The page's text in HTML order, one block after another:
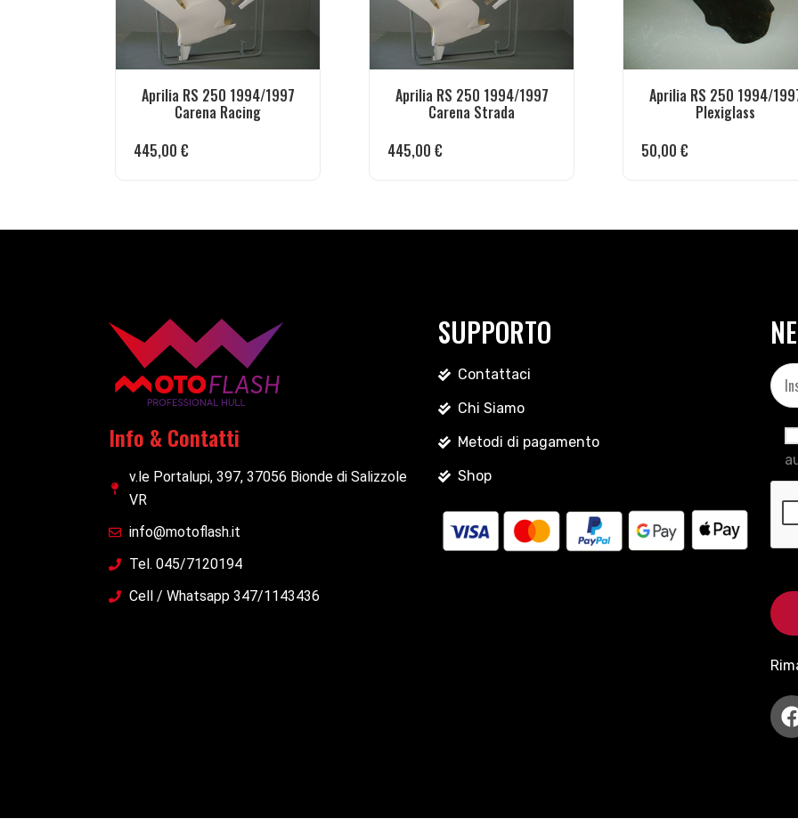
Aprilia RS 250 1994/1997
Carena Racing
445,00 €
Aprilia RS 250 1994/1997
Carena Strada
445,00 €
Aprilia RS 250 1994/
Plexiglass
50,00 €
Info & Contatti
v.le Portalupi, 397, 37056 Bionde di Salizzole
VR
info@motoflash.it
Tel. 045/7120194
Cell / Whatsapp 347/1143436
SUPPORTO
Contattaci
Chi Siamo
Metodi di pagamento
Shop